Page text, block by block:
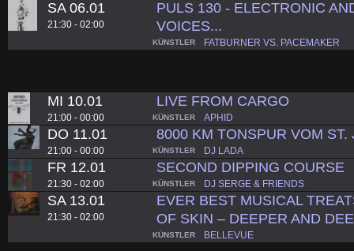
SA 06.01
21:30 - 02:00
PULS 130 - ELECTRONIC
VOICES...
KÜNSTLER FATBURNER VS. PACEMAKER
MI 10.01
21:00 - 00:00
LIVE FROM CARGO
KÜNSTLER APHID
DO 11.01
21:00 - 00:00
8000 KM TONSPUR VOM
KÜNSTLER DJ LADA
FR 12.01
21:30 - 02:00
SECOND DIPPING COURSE
KÜNSTLER DJ SERGE & FRIENDS
SA 13.01
21:30 - 02:00
EVER BEST MUSICAL
OF SKIN – DEEPER AND
KÜNSTLER BELLEVUE